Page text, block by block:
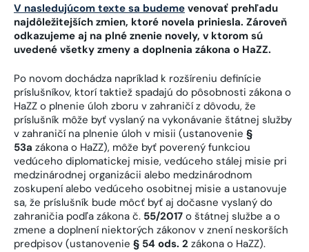
V nasledujúcom texte sa budeme venovať prehľadu
najdôležitejších zmien, ktoré novela priniesla. Zároveň
odkazujeme aj na plné znenie novely, v ktorom sú
uvedené všetky zmeny a doplnenia zákona o HaZZ.
Po novom dochádza napríklad k rozšíreniu definície
príslušníkov, ktorí taktiež spadajú do pôsobnosti zákona o
HaZZ o plnenie úloh zboru v zahraničí z dôvodu, že
príslušník môže byť vyslaný na vykonávanie štátnej služby
v zahraničí na plnenie úloh v misii (ustanovenie §
53a zákona o HaZZ), môže byť poverený funkciou
vedúceho diplomatickej misie, vedúceho stálej misie pri
medzinárodnej organizácii alebo medzinárodnom
zoskupení alebo vedúceho osobitnej misie a ustanovuje
sa, že príslušník bude môcť byť aj dočasne vyslaný do
zahraničia podľa zákona č. 55/2017 o štátnej službe a o
zmene a doplnení niektorých zákonov v znení neskorších
predpisov (ustanovenie § 54 ods. 2 zákona o HaZZ).